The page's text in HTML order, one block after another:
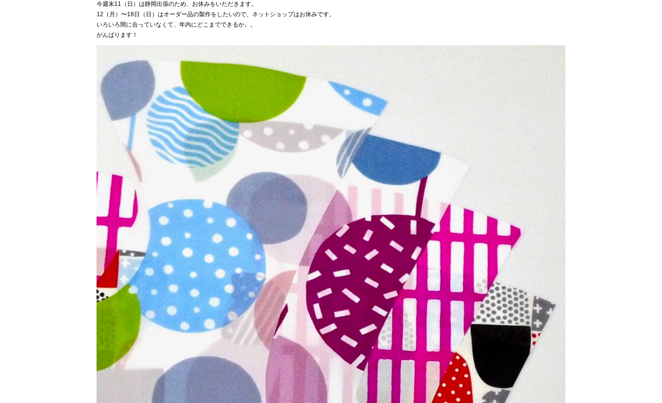
今週末11（日）は静岡出張のため、お休みをいただきます。
12（月）〜18日（日）はオーダー品の製作をしたいので、ネットショップはお休みです。
いろいろ間に合っていなくて、年内にどこまでできるか。。
がんばります！